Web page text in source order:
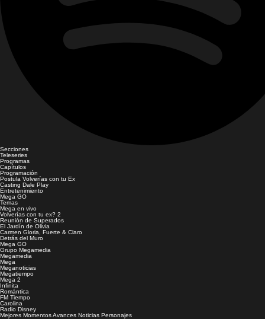
Secciones
Teleseries
Programas
Capítulos
Programación
Postula Volverías con tu Ex
Casting Dale Play
Entretenimiento
Mega GO
Temas
Mega en vivo
Volverías con tu ex? 2
Reunión de Superados
El Jardín de Olivia
Carmen Gloria, Fuerte & Claro
Detrás del Muro
Mega GO
Grupo Megamedia
Megamedia
Mega
Meganoticias
Megatiempo
Mega 2
Infinita
Romántica
FM Tiempo
Carolina
Radio Disney
Mejores MomentosAvances Noticias Personajes